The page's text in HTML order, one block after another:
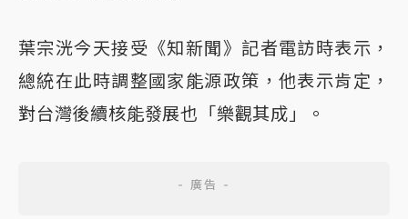
葉宗洸今天接受《知新聞》記者電訪時表示，
總統在此時調整國家能源政策，他表示肯定，
對台灣後續核能發展也「樂觀其成」。